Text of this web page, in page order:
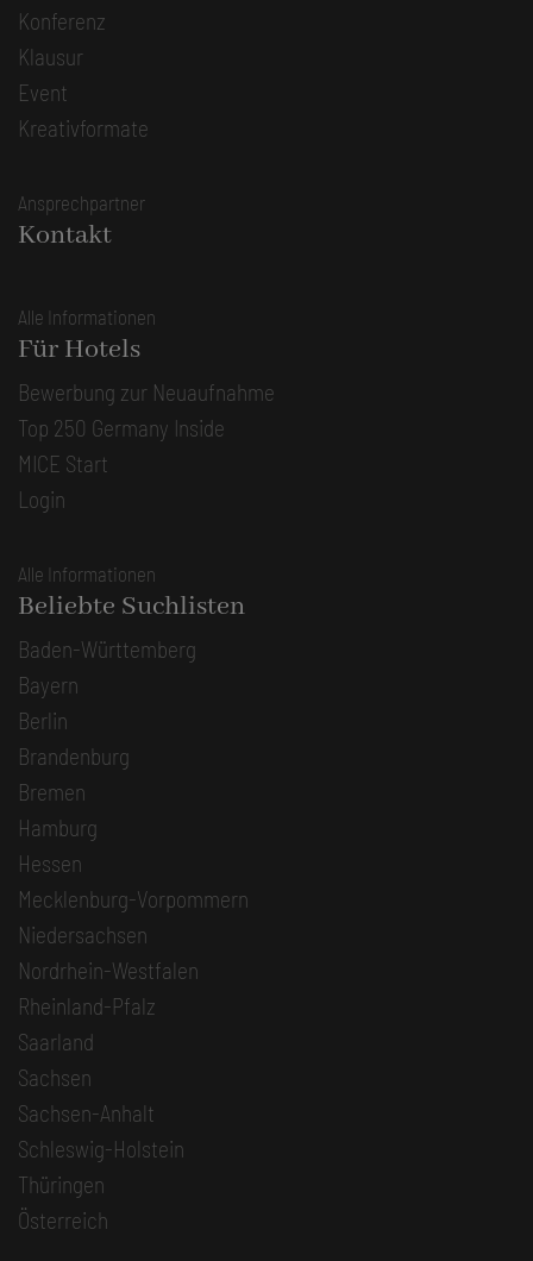
Konferenz
Klausur
Event
Kreativformate
Ansprechpartner
Kontakt
Alle Informationen
Für Hotels
Bewerbung zur Neuaufnahme
Top 250 Germany Inside
MICE Start
Login
Alle Informationen
Beliebte Suchlisten
Baden-Württemberg
Bayern
Berlin
Brandenburg
Bremen
Hamburg
Hessen
Mecklenburg-Vorpommern
Niedersachsen
Nordrhein-Westfalen
Rheinland-Pfalz
Saarland
Sachsen
Sachsen-Anhalt
Schleswig-Holstein
Thüringen
Österreich